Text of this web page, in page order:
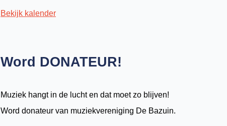
Bekijk kalender
Word DONATEUR!
Muziek hangt in de lucht en dat moet zo blijven!
Word donateur van muziekvereniging De Bazuin.